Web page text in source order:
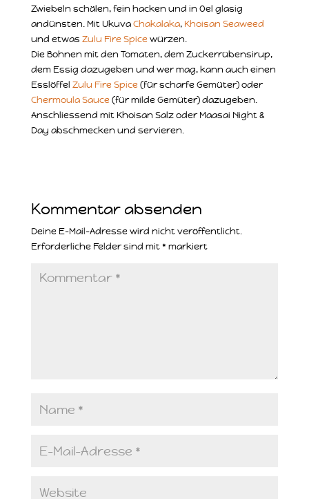
Zwiebeln schälen, fein hacken und in Oel glasig
andünsten. Mit UkuvaChakalaka, Khoisan Seaweed
und etwas Zulu Fire Spice würzen.
Die Bohnen mit den Tomaten, dem Zuckerrübensirup,
dem Essig dazugeben und wer mag, kann auch einen
Esslöffel Zulu Fire Spice (für scharfe Gemüter) oder
Chermoula Sauce (für milde Gemüter) dazugeben.
Anschliessend mit Khoisan Salz oder Maasai Night &
Day abschmecken und servieren.
Kommentar absenden
Deine E-Mail-Adresse wird nicht veröffentlicht.
Erforderliche Felder sind mit * markiert